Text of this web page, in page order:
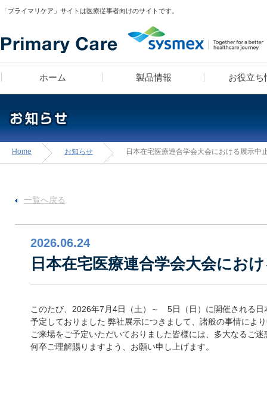
「プライマリケア」サイトは医療従事者向けのサイトです。
ホーム 製品情報
製品ラインナップ 血算装置の導入をお考え
お役立ち
疾患別検査セットライブ
漫画コンテンツ 学べる検査知識クイ
医師のフィロソフィ
医師 宮田俊男に学ぶ
「知っトク！
漫画コンテンツ・クイ
Home お知らせ 日本在宅医療連合学会大会における展示中
一覧へ戻る
2026.06.24
日本在宅医療連合学会大会にお
このたび、 2026年7月4日（土）～ 5日（日）に開催される
予定しておりました 弊社展示につきまして、諸般の事情によ
ご来場をご予定いただいておりました皆様には、多大なるご
何卒ご理解賜りますよう、お願い申し上げます。